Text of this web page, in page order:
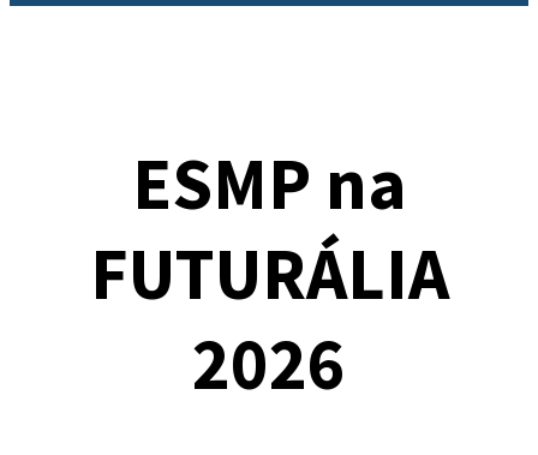
ESMP na
FUTURÁLIA
2026